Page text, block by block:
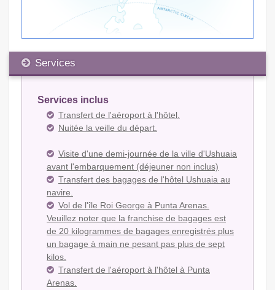
Services
Services inclus
Transfert de l'aéroport à l'hôtel.
Nuitée la veille du départ.
Visite d'une demi-journée de la ville d'Ushuaia
avant l'embarquement (déjeuner non inclus)
Transfert des bagages de l'hôtel Ushuaia au
navire.
Vol de l'île Roi George à Punta Arenas.
Veuillez noter que la franchise de bagages est
de 20 kilogrammes de bagages enregistrés plus
un bagage à main ne pesant pas plus de sept
kilos.
Transfert de l'aéroport à l'hôtel à Punta
Arenas.